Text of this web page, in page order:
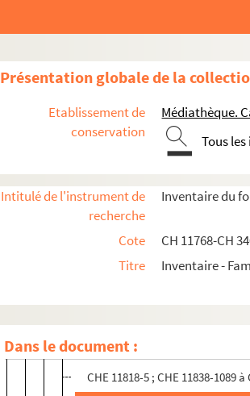
Présentation globale de la
Etablissement de
conservation
Médiathèque.
Tous
Intitulé de l'instrument de
recherche
Inventaire du
Cote
CH 11768-CH
Titre
Inventaire -
Dans le document :
CHE 11838-1047 à CHE 11838-
CHE 11838-1051. Lettre du
CHE 11838-121 ; CHE 11838-
CHE 11838-1054 à CHE 11838-
CHE 11838-1088. Lettre de
CHE 11818-5 ; CHE 11838-1089